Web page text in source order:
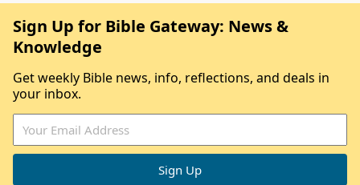
Sign Up for Bible Gateway: News &
Knowledge
Get weekly Bible news, info, reflections, and deals in
your inbox.